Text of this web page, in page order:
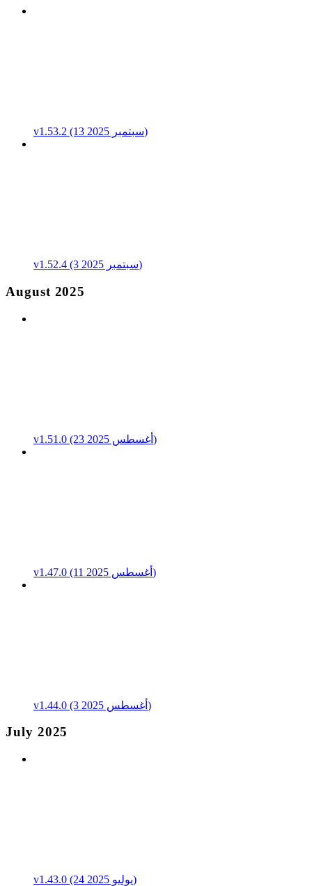
v1.53.2 (13 سبتمبر 2025)
v1.52.4 (3 سبتمبر 2025)
August 2025
v1.51.0 (23 أغسطس 2025)
v1.47.0 (11 أغسطس 2025)
v1.44.0 (3 أغسطس 2025)
July 2025
v1.43.0 (24 يوليو 2025)